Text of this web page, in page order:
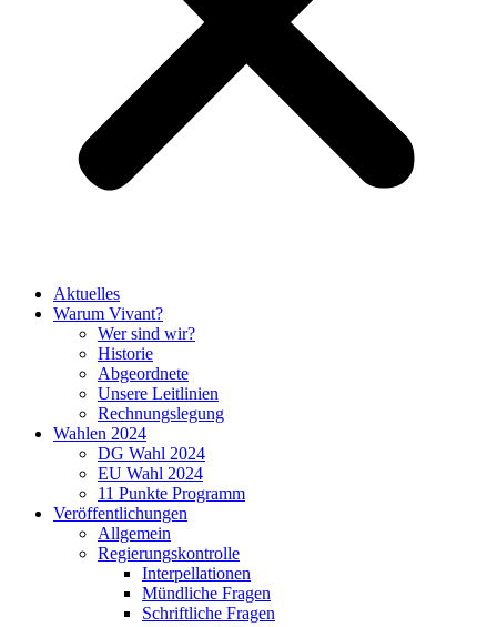
Aktuelles
Warum Vivant?
Wer sind wir?
Historie
Abgeordnete
Unsere Leitlinien
Rechnungslegung
Wahlen 2024
DG Wahl 2024
EU Wahl 2024
11 Punkte Programm
Veröffentlichungen
Allgemein
Regierungskontrolle
Interpellationen
Mündliche Fragen
Schriftliche Fragen